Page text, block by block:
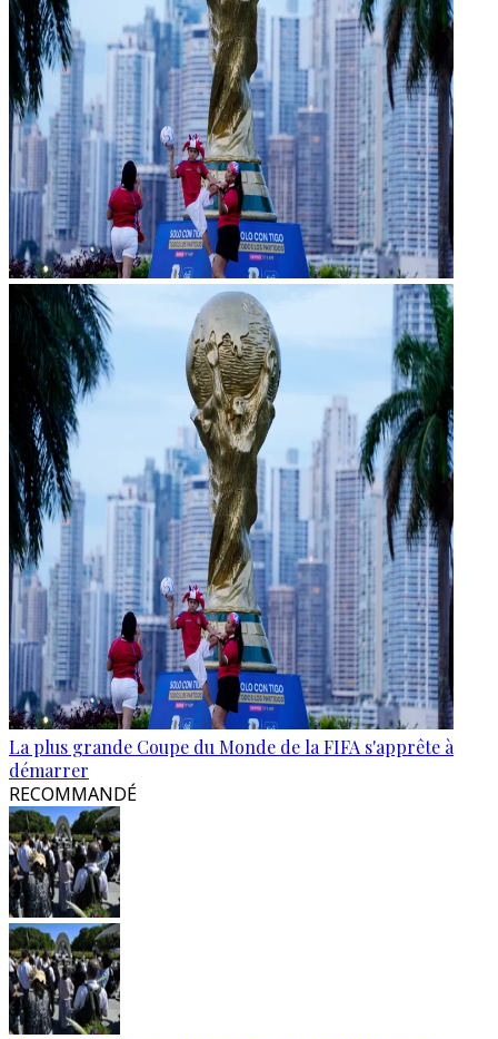
La plus grande Coupe du Monde de la FIFA s'apprête à
démarrer
RECOMMANDÉ